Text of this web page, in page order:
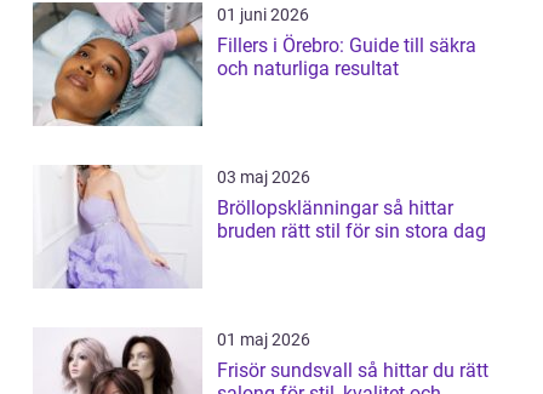
01 juni 2026
Fillers i Örebro: Guide till säkra
och naturliga resultat
03 maj 2026
Bröllopsklänningar så hittar
bruden rätt stil för sin stora dag
01 maj 2026
Frisör sundsvall så hittar du rätt